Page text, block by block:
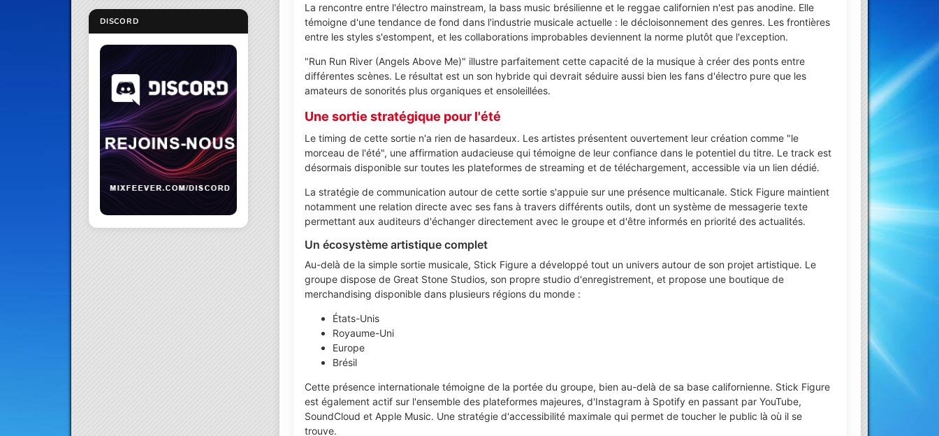
DISCORD
La rencontre entre l'électro mainstream, la bass music brésilienne et le reggae californien n'est pas anodine. Elle
témoigne d'une tendance de fond dans l'industrie musicale actuelle : le décloisonnement des genres. Les frontières
entre les styles s'estompent, et les collaborations improbables deviennent la norme plutôt que l'exception.
"Run Run River (Angels Above Me)" illustre parfaitement cette capacité de la musique à créer des ponts entre
différentes scènes. Le résultat est un son hybride qui devrait séduire aussi bien les fans d'électro pure que les
amateurs de sonorités plus organiques et ensoleillées.
Une sortie stratégique pour l'été
Le timing de cette sortie n'a rien de hasardeux. Les artistes présentent ouvertement leur création comme "le
morceau de l'été", une affirmation audacieuse qui témoigne de leur confiance dans le potentiel du titre. Le track est
désormais disponible sur toutes les plateformes de streaming et de téléchargement, accessible via un lien dédié.
La stratégie de communication autour de cette sortie s'appuie sur une présence multicanale. Stick Figure maintient
notamment une relation directe avec ses fans à travers différents outils, dont un système de messagerie texte
permettant aux auditeurs d'échanger directement avec le groupe et d'être informés en priorité des actualités.
Un écosystème artistique complet
Au-delà de la simple sortie musicale, Stick Figure a développé tout un univers autour de son projet artistique. Le
groupe dispose de Great Stone Studios, son propre studio d'enregistrement, et propose une boutique de
merchandising disponible dans plusieurs régions du monde :
États-Unis
Royaume-Uni
Europe
Brésil
Cette présence internationale témoigne de la portée du groupe, bien au-delà de sa base californienne. Stick Figure
est également actif sur l'ensemble des plateformes majeures, d'Instagram à Spotify en passant par YouTube,
SoundCloud et Apple Music. Une stratégie d'accessibilité maximale qui permet de toucher le public là où il se
trouve.